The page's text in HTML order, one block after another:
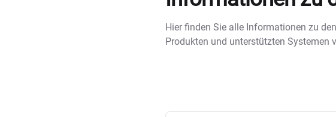
Hier finden Sie alle Informationen zu
Produkten und unterstützten Systemen